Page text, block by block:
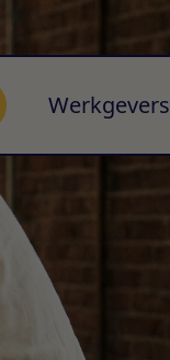
Werkgevers